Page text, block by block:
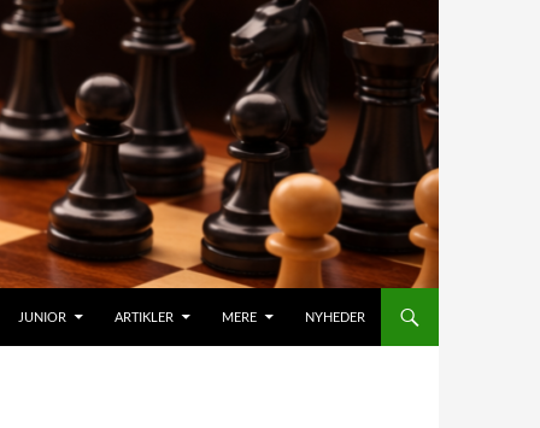
JUNIOR ARTIKLER MERE NYHEDER